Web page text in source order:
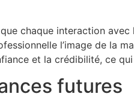
chaque interaction avec
l’image de la
et la crédibilité, ce
futures